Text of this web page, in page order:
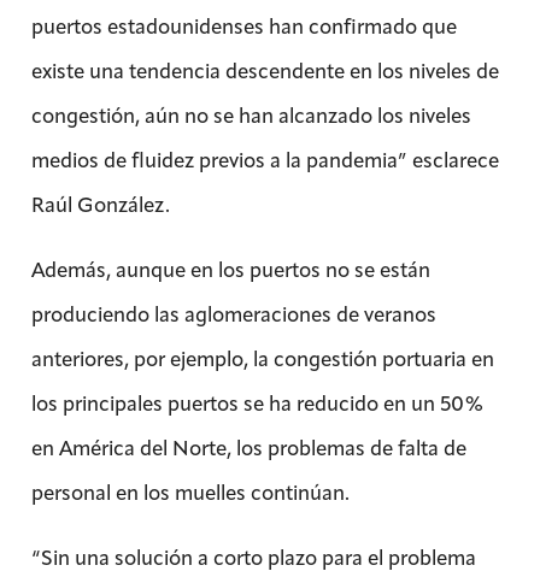
puertos estadounidenses han confirmado que
existe una tendencia descendente en los niveles de
congestión, aún no se han alcanzado los niveles
medios de fluidez previos a la pandemia” esclarece
Raúl González.
Además, aunque en los puertos no se están
produciendo las aglomeraciones de veranos
anteriores, por ejemplo, la congestión portuaria en
los principales puertos se ha reducido en un 50%
en América del Norte, los problemas de falta de
personal en los muelles continúan.
“Sin una solución a corto plazo para el problema